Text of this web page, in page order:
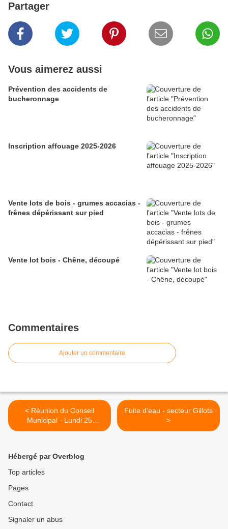
Partager
Vous aimerez aussi
Prévention des accidents de
bucheronnage
Inscription affouage 2025-2026
Vente lots de bois - grumes accacias -
frênes dépérissant sur pied
Vente lot bois - Chêne, découpé
Commentaires
Ajouter un commentaire
< Réunion du Conseil
Municipal - Lundi 25
septembre 2023
Fuite d'eau - secteur Gillots
>
Hébergé par Overblog
Top articles
Pages
Contact
Signaler un abus